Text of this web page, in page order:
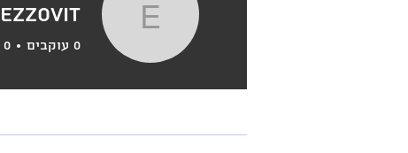
ezzovit
ezzovit
0 עוקבים 0